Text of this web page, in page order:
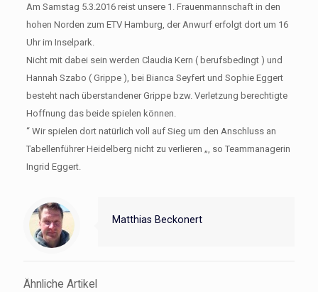
Am Samstag 5.3.2016 reist unsere 1. Frauenmannschaft in den
hohen Norden zum ETV Hamburg, der Anwurf erfolgt dort um 16
Uhr im Inselpark.
Nicht mit dabei sein werden Claudia Kern ( berufsbedingt ) und
Hannah Szabo ( Grippe ), bei Bianca Seyfert und Sophie Eggert
besteht nach überstandener Grippe bzw. Verletzung berechtigte
Hoffnung das beide spielen können.
“ Wir spielen dort natürlich voll auf Sieg um den Anschluss an
Tabellenführer Heidelberg nicht zu verlieren „, so Teammanagerin
Ingrid Eggert.
Matthias Beckonert
Ähnliche Artikel